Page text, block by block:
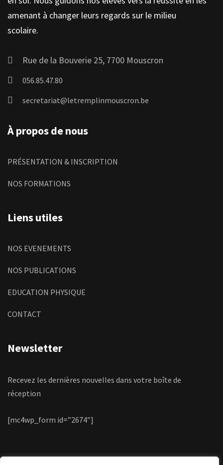
amenant à changer leurs regards sur le milieu
scolaire.
Rue de la Bouverie 25, 7700 Mouscron
056.85.47.80
secretariat@letremplinmouscron.be
À propos de nous
PRÉSENTATION & INSCRIPTION
NOS FORMATIONS
Liens utiles
NOS EVENEMENTS
NOS PUBLICATIONS
EDUCATION PHYSIQUE
CONTACT
Newsletter
Recevez les dernières nouvelles dans votre boîte de
réception
[mc4wp_form id=”2674″]